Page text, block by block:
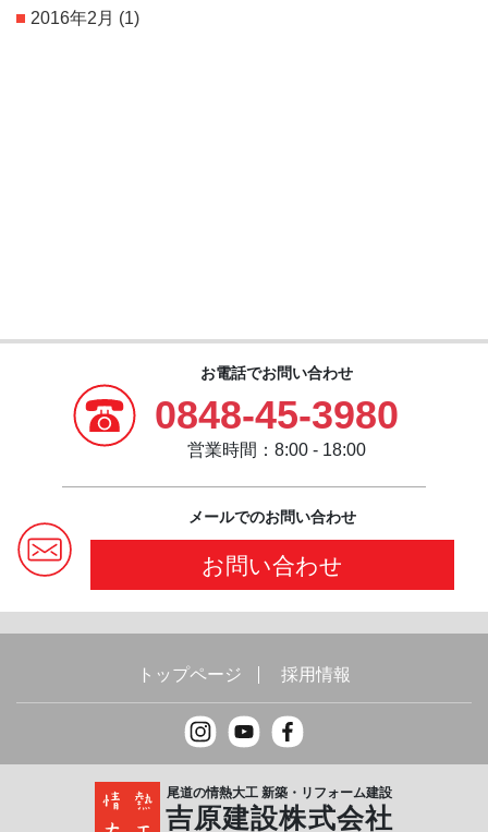
2016年2月 (1)
お電話でお問い合わせ
0848-45-3980
営業時間：8:00 - 18:00
メールでのお問い合わせ
お問い合わせ
トップページ 採用情報
尾道の情熱大工 新築・リフォーム建設
吉原建設株式会社